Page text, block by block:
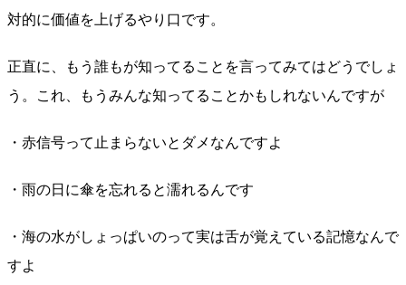
対的に価値を上げるやり口です。
正直に、もう誰もが知ってることを言ってみてはどうでしょ
う。これ、もうみんな知ってることかもしれないんですが
・赤信号って止まらないとダメなんですよ
・雨の日に傘を忘れると濡れるんです
・海の水がしょっぱいのって実は舌が覚えている記憶なんで
すよ